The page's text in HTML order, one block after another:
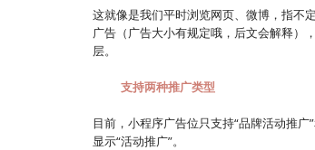
这就像是我们平时浏览网页、微博，指不
广告（广告大小有规定哦，后文会解释）
层。
支持两种推广类型
目前，小程序广告位只支持“品牌活动推
显示“活动推广”。